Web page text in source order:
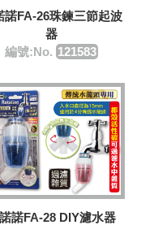
諾FA-26珠鍊三節起波
器
編號:No. 121583
諾FA-28 DIY濾水器